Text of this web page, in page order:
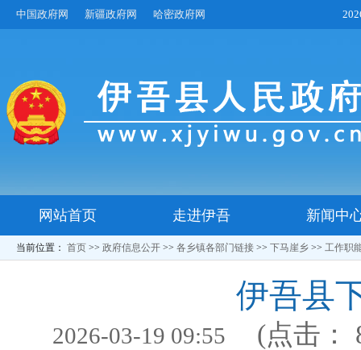
中国政府网 新疆政府网 哈密政府网
网站首页 走进伊吾 新闻中
当前位置： 首页 >> 政府信息公开 >> 各乡镇各部门链接 >> 下马崖乡 >> 工作职
伊吾县
2026-03-19 09:55 (点击：